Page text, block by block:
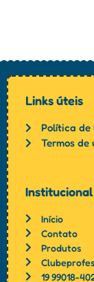
Links úteis
Política de
Termos de
Institucional
Início
Contato
Produtos
19 99018-